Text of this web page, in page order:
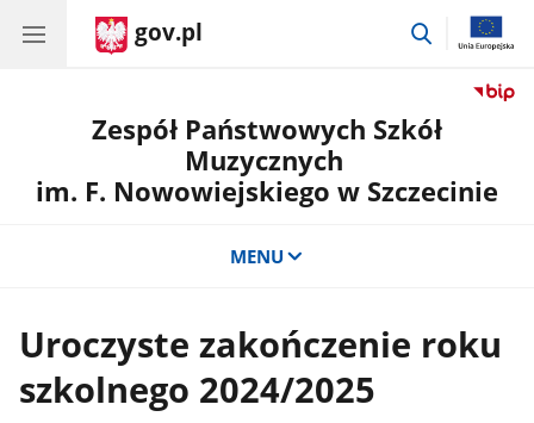
gov.pl
przejdź
Zespół Państwowych Szkół
Muzycznych
im. F. Nowowiejskiego w Szczecinie
MENU
Uroczyste zakończenie roku
szkolnego 2024/2025